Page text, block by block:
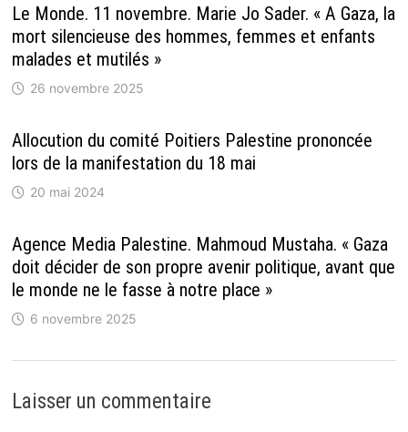
Le Monde. 11 novembre. Marie Jo Sader. « A Gaza, la
mort silencieuse des hommes, femmes et enfants
malades et mutilés »
26 novembre 2025
Allocution du comité Poitiers Palestine prononcée
lors de la manifestation du 18 mai
20 mai 2024
Agence Media Palestine. Mahmoud Mustaha. « Gaza
doit décider de son propre avenir politique, avant que
le monde ne le fasse à notre place »
6 novembre 2025
Laisser un commentaire